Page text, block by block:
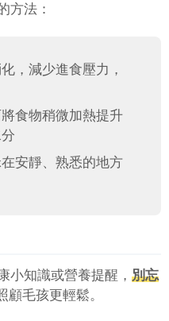
方法：
，減少進食壓力，
食物稍微加熱提升
安靜、熟悉的地方
小知識或營養提醒， 別忘
顧毛孩更輕鬆。